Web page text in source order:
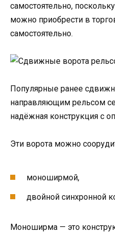
самостоятельно,
можно приобрести в
самостоятельно.
Популярные ранее
направляющим рельсом
надёжная конструкция с
Эти ворота можно
моноширмой,
двойной синхронной
Моноширма — это